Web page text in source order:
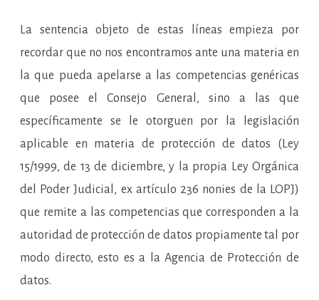
La sentencia objeto de estas líneas empieza por
recordar que no nos encontramos ante una materia en
la que pueda apelarse a las competencias genéricas
que posee el Consejo General, sino a las que
específicamente se le otorguen por la legislación
aplicable en materia de protección de datos (Ley
15/1999, de 13 de diciembre, y la propia Ley Orgánica
del Poder Judicial, ex artículo 236 nonies de la LOPJ)
que remite a las competencias que corresponden a la
autoridad de protección de datos propiamente tal por
modo directo, esto es a la Agencia de Protección de
datos.